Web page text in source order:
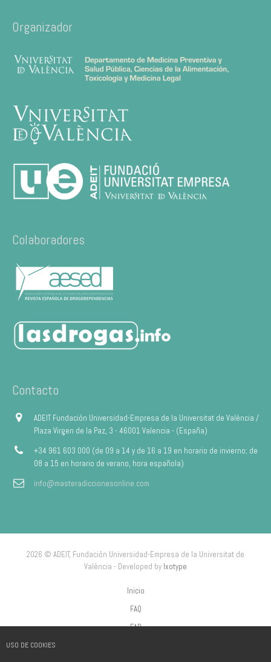
USO DE COOKIES
Organizador
Colaboradores
Contacto
ADEIT Fundación Universidad-Empresa de la Universitat de València /
Plaza Virgen de la Paz, 3 - 46001 Valencia - (España)
+34 961 603 000 (de 09 a 14 y de 16 a 19 en horario de invierno; de
08 a 15 en horario de verano, hora española)
info@masteradiccionesonline.com
2026 © ADEIT, Fundación Universidad-Empresa de la Universitat de
València - Developed by Ixotype
Inicio
FAQ
FAP